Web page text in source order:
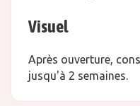
Visuel
Après ouverture,
jusqu'à 2 semaines.